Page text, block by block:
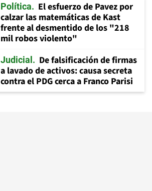
Política
El esfuerzo de Pavez por
calzar las matemáticas de Kast
frente al desmentido de los "218
mil robos violento"
Judicial
De falsificación de firmas
a lavado de activos: causa secreta
contra el PDG cerca a Franco Parisi